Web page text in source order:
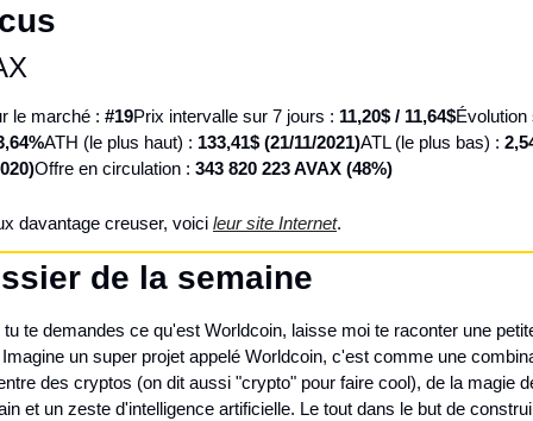
le marché : #19Prix intervalle sur 7 jours : 11,20$ / 11,64$Évolution
ATH (le plus haut) : 133,41$ (21/11/2021)ATL (le plus bas) :
Offre en circulation : 343 820 223 AVAX (48%)
davantage creuser, voici leur site Internet.
de la semaine
te demandes ce qu'est Worldcoin, laisse moi te raconter une
un super projet appelé Worldcoin, c'est comme une
des cryptos (on dit aussi "crypto" pour faire cool), de la magie
et un zeste d'intelligence artificielle. Le tout dans le but de